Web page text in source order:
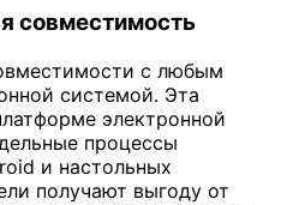
совместимость
с любым
системой. Эта
электронной
процессы
и настольных
получают выгоду от